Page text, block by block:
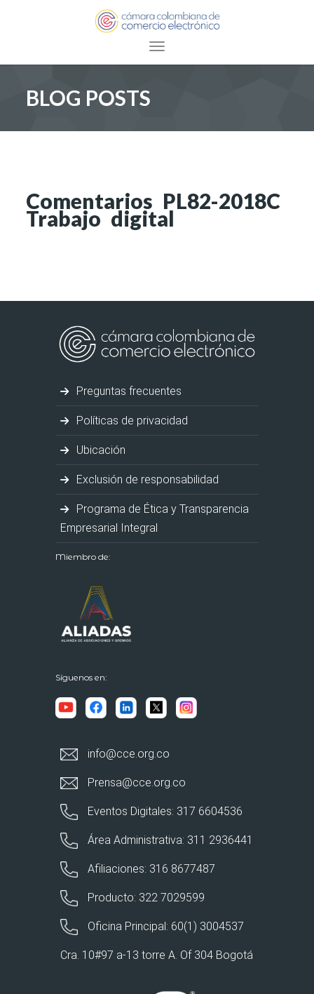
Toggle navigation
BLOG POSTS
Comentarios PL82-2018C
Trabajo digital
Preguntas frecuentes
Políticas de privacidad
Ubicación
Exclusión de responsabilidad
Programa de Ética y Transparencia
Empresarial Integral
Miembro de:
Síguenos en:
info@cce.org.co
Prensa@cce.org.co
Eventos Digitales: 317 6604536
Área Administrativa: 311 2936441
Afiliaciones: 316 8677487
Producto: 322 7029599
Oficina Principal: 60(1) 3004537
Cra. 10#97 a-13 torre A. Of 304 Bogotá